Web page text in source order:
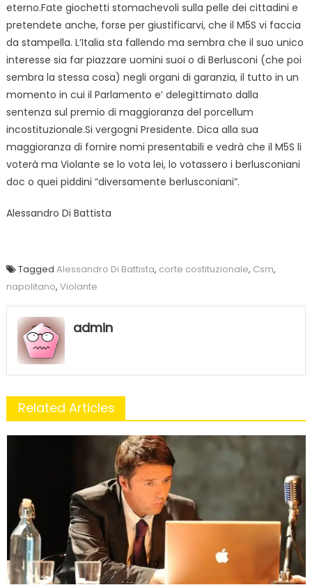
eterno.Fate giochetti stomachevoli sulla pelle dei cittadini e
pretendete anche, forse per giustificarvi, che il M5S vi faccia
da stampella. L’Italia sta fallendo ma sembra che il suo unico
interesse sia far piazzare uomini suoi o di Berlusconi (che poi
sembra la stessa cosa) negli organi di garanzia, il tutto in un
momento in cui il Parlamento e’ delegittimato dalla
sentenza sul premio di maggioranza del porcellum
incostituzionale.Si vergogni Presidente. Dica alla sua
maggioranza di fornire nomi presentabili e vedrà che il M5S li
voterà ma Violante se lo vota lei, lo votassero i berlusconiani
doc o quei piddini “diversamente berlusconiani”.
Alessandro Di Battista
Tagged Alessandro Di Battista, corte costituzionale, Csm,
napolitano, Violante
admin
Related Articles